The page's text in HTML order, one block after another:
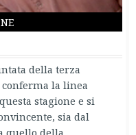
della terza
conferma la linea
stagione e si
sia dal
quello della